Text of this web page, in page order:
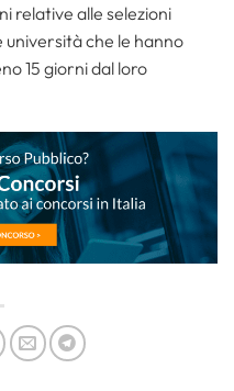
relative alle selezioni
università che le hanno
15 giorni dal loro